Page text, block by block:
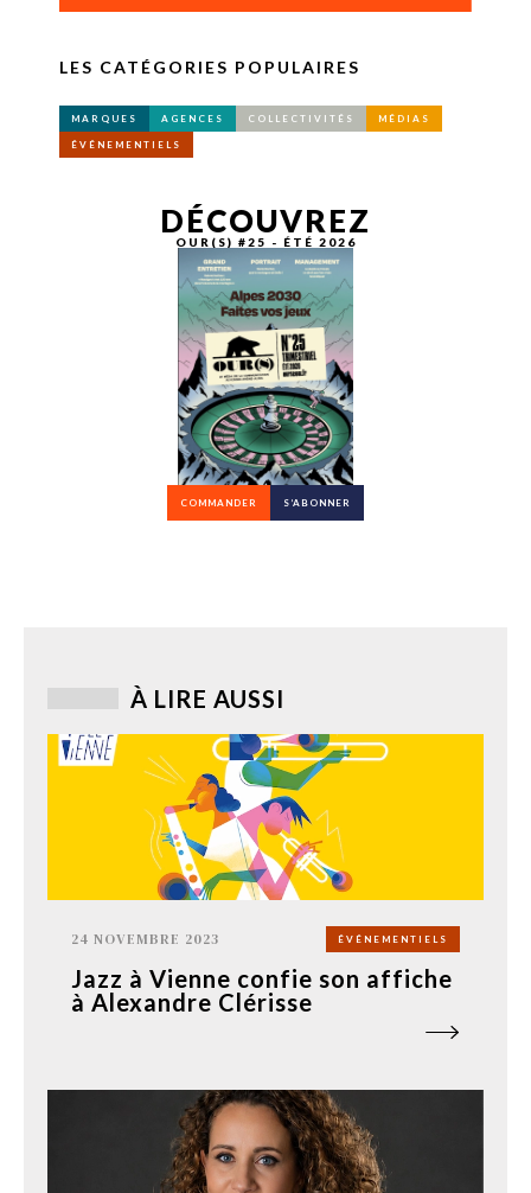
LES CATÉGORIES POPULAIRES
MARQUES AGENCES COLLECTIVITÉS MÉDIAS
ÉVÉNEMENTIELS
DÉCOUVREZ
OUR(S) #25 - ÉTÉ 2026
COMMANDER S’ABONNER
À LIRE AUSSI
24 NOVEMBRE 2023 ÉVÉNEMENTIELS
Jazz à Vienne confie son affiche
à Alexandre Clérisse